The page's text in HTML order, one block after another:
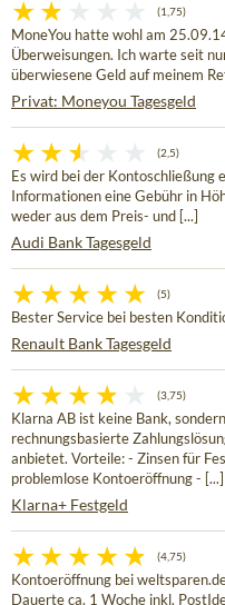
(1,75)
MoneYou hatte wohl am
Überweisungen. Ich warte seit
überwiesene Geld auf meinem
Privat: Moneyou Tagesgeld
(2,5)
Es wird bei der Kontoschließung
Informationen eine Gebühr in
weder aus dem Preis- und [...]
Audi Bank Tagesgeld
(5)
Bester Service bei besten
Renault Bank Tagesgeld
(3,75)
Klarna AB ist keine Bank,
rechnungsbasierte
anbietet. Vorteile: - Zinsen für
problemlose Kontoeröffnung - [...]
Klarna+ Festgeld
(4,75)
Kontoeröffnung bei
Dauerte ca. 1 Woche inkl.